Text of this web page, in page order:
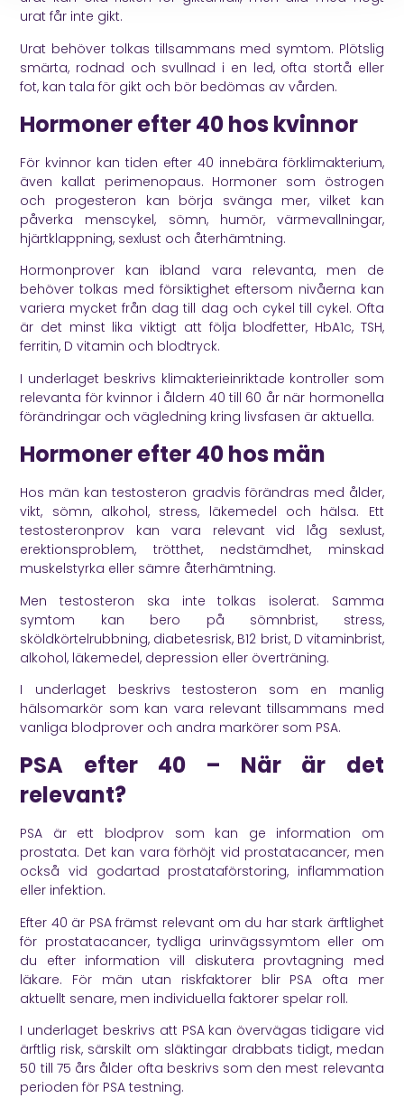
urat får inte gikt.
Urat behöver tolkas tillsammans med symtom. Plötslig
smärta, rodnad och svullnad i en led, ofta stortå eller
fot, kan tala för gikt och bör bedömas av vården.
Hormoner efter 40 hos kvinnor
För kvinnor kan tiden efter 40 innebära förklimakterium,
även kallat perimenopaus. Hormoner som östrogen
och progesteron kan börja svänga mer, vilket kan
påverka menscykel, sömn, humör, värmevallningar,
hjärtklappning, sexlust och återhämtning.
Hormonprover kan ibland vara relevanta, men de
behöver tolkas med försiktighet eftersom nivåerna kan
variera mycket från dag till dag och cykel till cykel. Ofta
är det minst lika viktigt att följa blodfetter, HbA1c, TSH,
ferritin, D vitamin och blodtryck.
I underlaget beskrivs klimakterieinriktade kontroller som
relevanta för kvinnor i åldern 40 till 60 år när hormonella
förändringar och vägledning kring livsfasen är aktuella.
Hormoner efter 40 hos män
Hos män kan testosteron gradvis förändras med ålder,
vikt, sömn, alkohol, stress, läkemedel och hälsa. Ett
testosteronprov kan vara relevant vid låg sexlust,
erektionsproblem, trötthet, nedstämdhet, minskad
muskelstyrka eller sämre återhämtning.
Men testosteron ska inte tolkas isolerat. Samma
symtom kan bero på sömnbrist, stress,
sköldkörtelrubbning, diabetesrisk, B12 brist, D vitaminbrist,
alkohol, läkemedel, depression eller överträning.
I underlaget beskrivs testosteron som en manlig
hälsomarkör som kan vara relevant tillsammans med
vanliga blodprover och andra markörer som PSA.
PSA efter 40 – När är det
relevant?
PSA är ett blodprov som kan ge information om
prostata. Det kan vara förhöjt vid prostatacancer, men
också vid godartad prostataförstoring, inflammation
eller infektion.
Efter 40 är PSA främst relevant om du har stark ärftlighet
för prostatacancer, tydliga urinvägssymtom eller om
du efter information vill diskutera provtagning med
läkare. För män utan riskfaktorer blir PSA ofta mer
aktuellt senare, men individuella faktorer spelar roll.
I underlaget beskrivs att PSA kan övervägas tidigare vid
ärftlig risk, särskilt om släktingar drabbats tidigt, medan
50 till 75 års ålder ofta beskrivs som den mest relevanta
perioden för PSA testning.